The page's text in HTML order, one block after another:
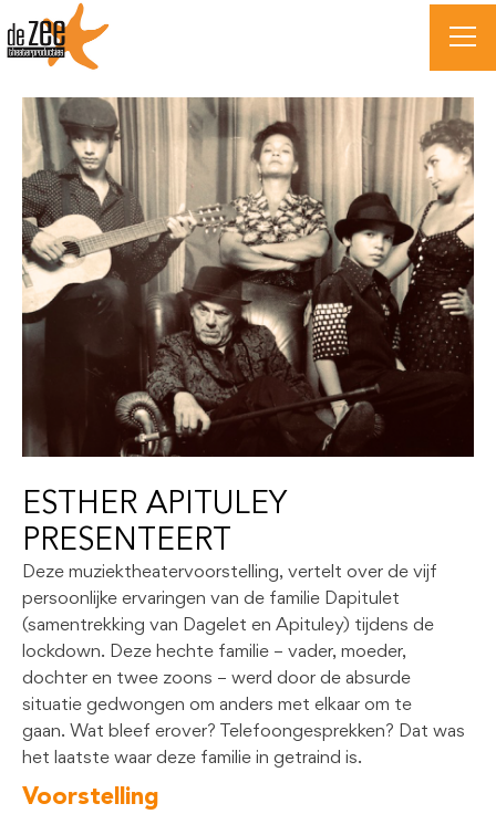
ESTHER APITULEY
PRESENTEERT
Deze muziektheatervoorstelling, vertelt over de vijf
persoonlijke ervaringen van de familie Dapitulet
(samentrekking van Dagelet en Apituley) tijdens de
lockdown. Deze hechte familie – vader, moeder,
dochter en twee zoons – werd door de absurde
situatie gedwongen om anders met elkaar om te
gaan. Wat bleef erover? Telefoongesprekken? Dat was
het laatste waar deze familie in getraind is.
Voorstelling